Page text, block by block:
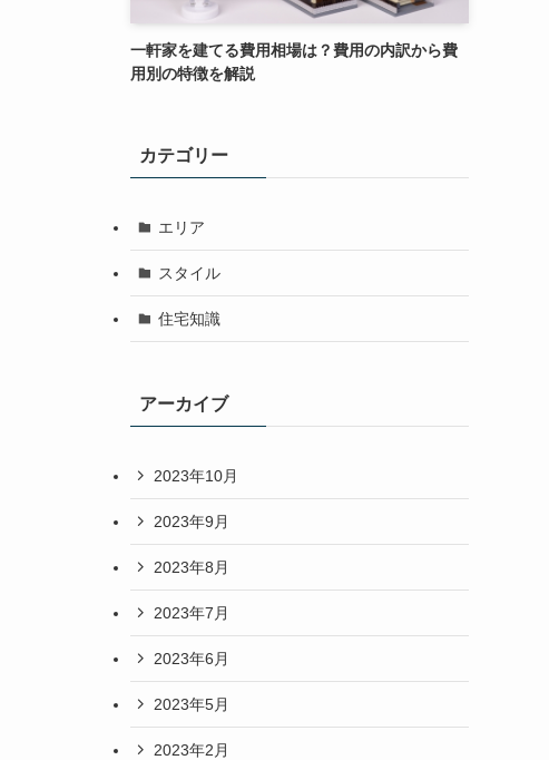
一軒家を建てる費用相場は？費用の内訳から費
用別の特徴を解説
カテゴリー
エリア
スタイル
住宅知識
アーカイブ
2023年10月
2023年9月
2023年8月
2023年7月
2023年6月
2023年5月
2023年2月